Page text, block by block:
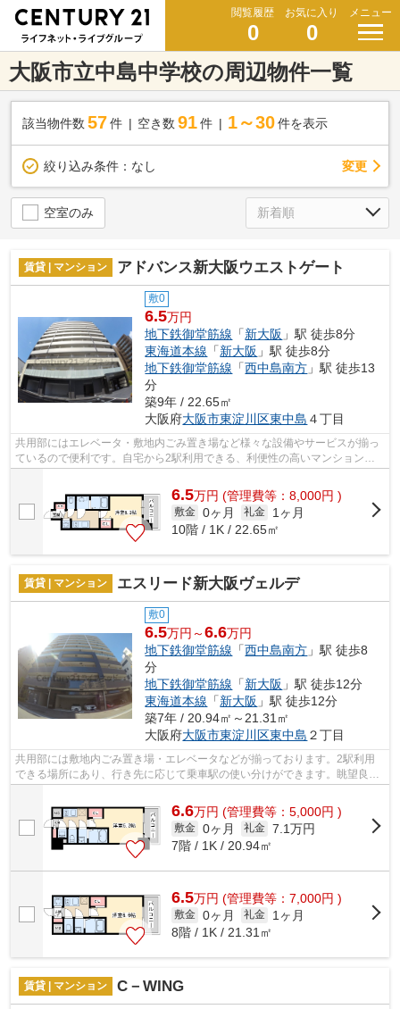
閲覧履歴
0
お気に入り
0
メニュー
大阪市立中島中学校の周辺物件一覧
該当物件数 57件 空き数 91 件 1～30 件を表示
絞り込み条件： なし 変更
空室のみ
賃貸 | マンション アドバンス新大阪ウエストゲート
敷0
6.5万円
地下鉄御堂筋線 「新大阪 」駅 徒歩8分
東海道本線 「新大阪 」駅 徒歩8分
地下鉄御堂筋線 「西中島南方 」駅 徒歩13
分
築9年 / 22.65㎡
大阪府大阪市東淀川区東中島 ４丁目
共用部にはエレベータ・敷地内ごみ置き場など様々な設備やサービスが揃っ
ているので便利です。自宅から2駅利用できる、利便性の高いマンションで
6.5万円 (管理費等：8,000円 )
敷金 0ヶ月 礼金
1ヶ月
10階 / 1K / 22.65㎡
賃貸 | マンション エスリード新大阪ヴェルデ
敷0
6.5万円～6.6万円
地下鉄御堂筋線 「西中島南方 」駅 徒歩8
分
地下鉄御堂筋線 「新大阪 」駅 徒歩12分
東海道本線 「新大阪 」駅 徒歩12分
築7年 / 20.94㎡～21.31㎡
大阪府大阪市東淀川区東中島 ２丁目
共用部には敷地内ごみ置き場・エレベータなどが揃っております。2駅利用
できる場所にあり、行き先に応じて乗車駅の使い分けができます。眺望良好
6.6万円 (管理費等：5,000円 )
敷金 0ヶ月 礼金 7.1万円
7階 / 1K / 20.94㎡
6.5万円 (管理費等：7,000円 )
敷金 0ヶ月 礼金
1ヶ月
8階 / 1K / 21.31㎡
賃貸 | マンション C－WING